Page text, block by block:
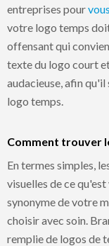
entreprises pour
votre logo temps
offensant qui
texte du logo court
audacieuse, afin
logo temps.
Comment trouver
En termes simples,
visuelles de ce
synonyme de votre
choisir avec soin.
remplie de logos de